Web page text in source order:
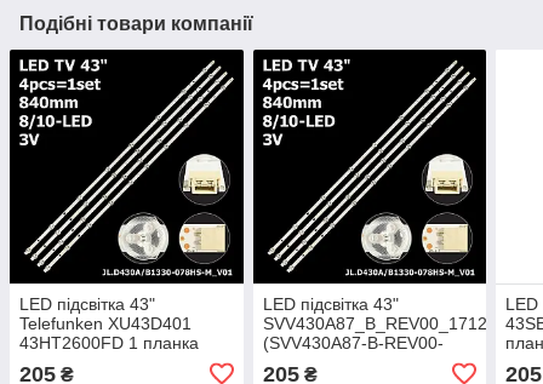
Подібні товари компанії
LED підсвітка 43"
Telefunken XU43D401
43HT2600FD 1 планка
205 ₴
LED підсвітка 43"
SVV430A87_B_REV00_171214
(SVV430A87-B-REV00-
205₴
LED
205